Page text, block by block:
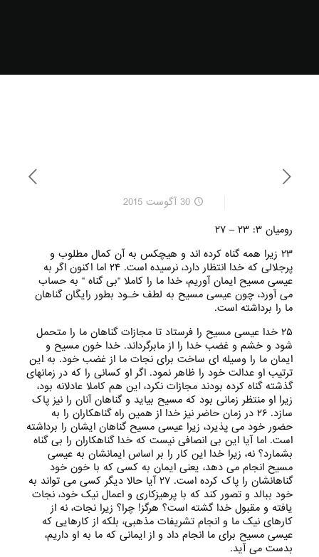
30 آگوست 2015
رومیان ۳: ۲۳ – ۲۷
۲۳ زیرا همه گناه کرده اند و هیچکس به آن کمال مطلوب و
پرجلالی که خدا انتظار دارد، نرسیده است. ۲۴ اما اکنون اگر به
عیسی مسیح ایمان آوریم، خدا ما را کاملا “بی گناه “ به حساب
می آورد، چون عیسی مسیح به لطف خـود بطور رایگان گناهان
ما را برداشته است.
۲۵ خدا عیسی مسیح را فرستاد تا مجازات گناهان ما را متحمل
شود و خشم و غضب خدا را از مابرگرداند. خدا خون مسیح و
ایمان ما را وسیله ای ساخت برای نجات ما از غضب خود. به این
ترتیب او عدالت خود را ظاهر نمود. اگر او کسانی را که در زمانهای
گذشته گناه کرده بودند مجازات نکرد، این هم کاملا عادلانه بود،
زیرا او منتظر زمانی بود که مسیح بیاید و گناهان آنان را نیز پاک
سازد. ۲۶ در زمان حاضر نیز خدا از همین راه گناهکاران را به
حضور خود می پذیرد، زیرا عیسی مسیح گناهان ایشان را برداشته
است. اما آیا این بی انصافی نیست که خدا گناهکاران را بی گناه
بشمارد؟ نه، زیرا خدا این کار را بر اساس ایمانشان به عیسی
مسیح انجام می دهد، یعنی ایمان به کسی که با خون خود
گناهانشان را پاک کرده است. ۲۷ آیا حالا دیگر کسی می تواند به
خود ببالد و تصور کند که با پرهیزکاری و اعمال نیک خود، نجات
یافته و مقبول خدا گشته است؟ هرگز! چرا؟ زیرا نجات، نه از
کارهای نیک ما و انجام تشریفات مذهبی، بلکه از کارهایی که
عیسی مسیح برای ما انجام داد و از ایمانی که ما به او داریم،
بدست می آید.